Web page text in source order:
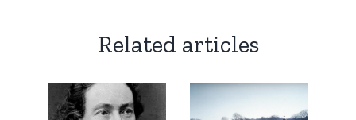
Related articles